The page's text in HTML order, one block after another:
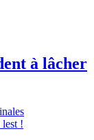
à lâcher